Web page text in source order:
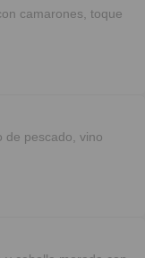
camarones, toque
de pescado, vino